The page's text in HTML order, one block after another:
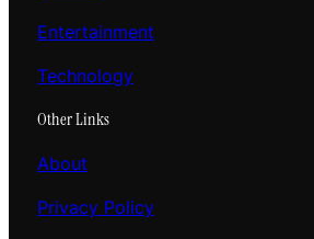
Entertainment
Technology
Other Links
About
Privacy Policy